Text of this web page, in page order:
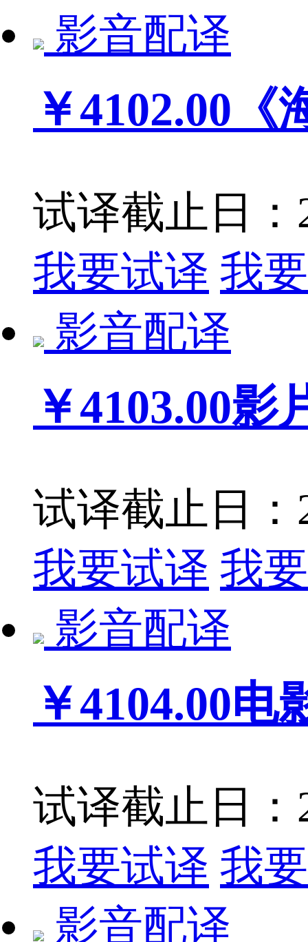
影音配译
￥4102.00
试译截止日：
我要试译 我
影音配译
￥4103.00影
试译截止日：
我要试译 我
影音配译
￥4104.00电
试译截止日：
我要试译 我
影音配译